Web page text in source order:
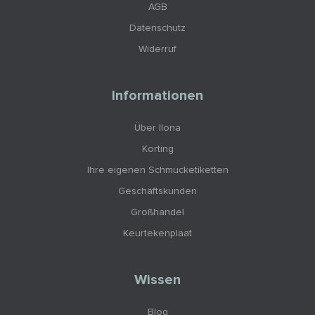
AGB
Datenschutz
Widerruf
Informationen
Über Ilona
Korting
Ihre eigenen Schmucketiketten
Geschäftskunden
Großhandel
Keurtekenplaat
Wissen
Blog